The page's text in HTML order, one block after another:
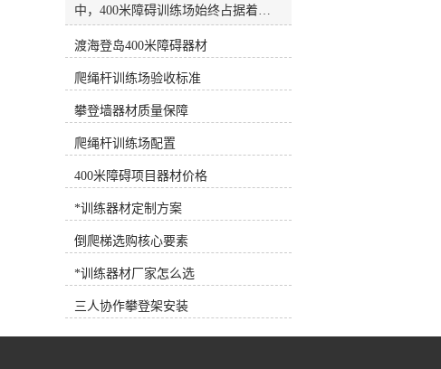
备。7.浮力腰带深水浮力腰带 将浮
力带系在腰部，可为人体提供巨大的
浮力，使练习者在水中轻松完成训练
练习者各自的健身目标需求，可以选
择和使用健身器材，事半功倍！
中，400米障碍训练场始终占据着独
特而重要的位置。它不仅是检验个人
综合素质的标尺，更是团队凝聚力与
运动队、军警系统，还是拓展训练基
地、大中院校，建设一座标准化、安
全且耐用的400米障碍训练场，都是
提升整体训练水平的关键一步。然
而，面对这一工程，许多人首先关注
的核心问题便是：建设这样一个训练
场，到底需要多少成本？要回答这个
问题，并不能简单地给出一个数字。
统一标准的商品采购，而是一项涉及
规划设计、土建施工、器材配置与后
期维护的系统工程。其总成本由多维
度因素共同决定，理解这些构成要
素，才能做出科学合理的预算规划。
一、场地基础与土建成本：成本的隐
渡海登岛400米障碍器材
爬绳杆训练场验收标准
攀登墙器材质量保障
爬绳杆训练场配置
400米障碍项目器材价格
*训练器材定制方案
倒爬梯选购核心要素
*训练器材厂家怎么选
三人协作攀登架安装